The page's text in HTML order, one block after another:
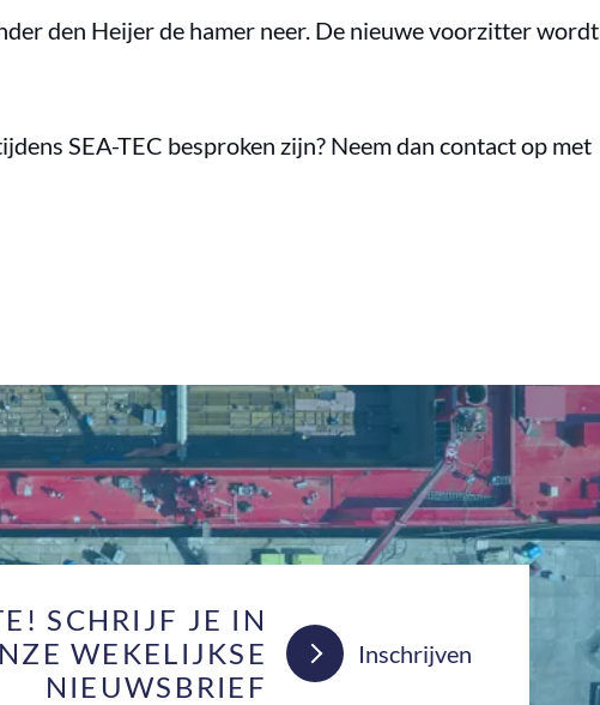
den Heijer de hamer neer. De nieuwe voorzitter wordt
SEA-TEC besproken zijn? Neem dan contact op met
SCHRIJF JE IN
WEKELIJKSE
NIEUWSBRIEF
Inschrijven